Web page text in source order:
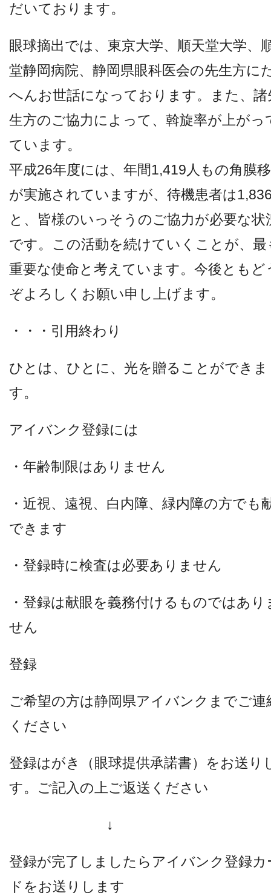
だいております。
眼球摘出では、東京大学、順天堂大学、
堂静岡病院、静岡県眼科医会の先生方に
へんお世話になっております。また、諸
生方のご協力によって、斡旋率が上がっ
ています。
平成26年度には、年間1,419人もの角膜
が実施されていますが、待機患者は
と、皆様のいっそうのご協力が必要な状
です。この活動を続けていくことが、最
重要な使命と考えています。今後ともど
ぞよろしくお願い申し上げます。
・・・引用終わり
ひとは、ひとに、光を贈ることができま
す。
アイバンク登録には
・年齢制限はありません
・近視、遠視、白内障、緑内障の方でも
できます
・登録時に検査は必要ありません
・登録は献眼を義務付けるものではあり
せん
登録
ご希望の方は静岡県アイバンクまでご連
ください
登録はがき（眼球提供承諾書）をお送り
す。ご記入の上ご返送ください
↓
登録が完了しましたらアイバンク登録カ
ドをお送りします